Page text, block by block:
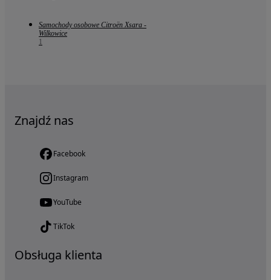
Samochody osobowe Citroën Xsara -
Wilkowice
1
Znajdź nas
Facebook
Instagram
YouTube
TikTok
Obsługa klienta